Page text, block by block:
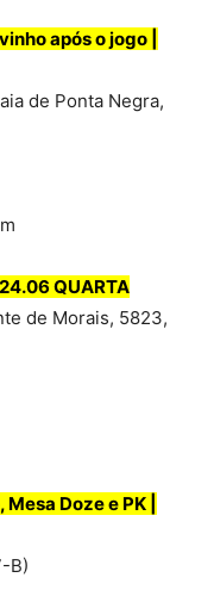
após o jogo |
de Ponta Negra,
QUARTA
de Morais, 5823,
Doze e PK |
B)